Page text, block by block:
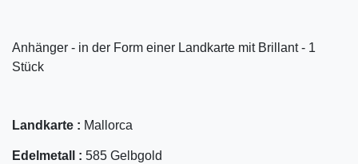
Anhänger - in der Form einer Landkarte mit Brillant - 1
Stück
Landkarte : Mallorca
Edelmetall : 585 Gelbgold